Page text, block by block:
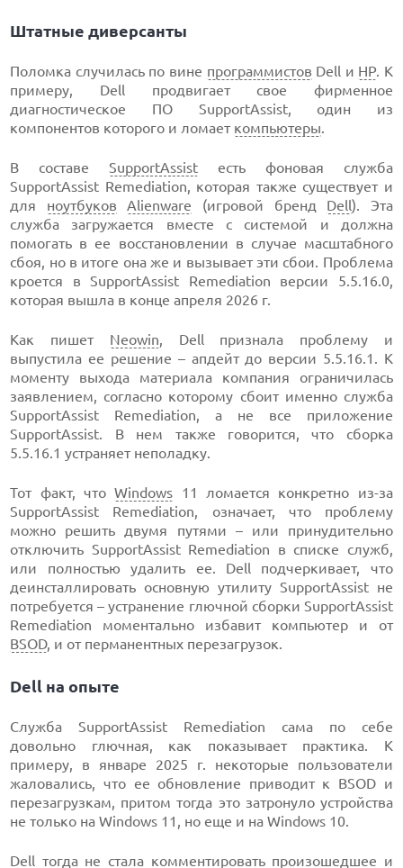
Штатные диверсанты
Поломка случилась по вине программистов Dell и HP. К
примеру, Dell продвигает свое фирменное
диагностическое ПО SupportAssist, один из
компонентов которого и ломает компьютеры.
В составеSupportAssist есть фоновая служба
SupportAssist Remediation, которая также существует и
для ноутбуков Alienware (игровой бренд Dell). Эта
служба загружается вместе с системой и должна
помогать в ее восстановлении в случае масштабного
сбоя, но в итоге она же и вызывает эти сбои. Проблема
кроется в SupportAssist Remediation версии 5.5.16.0,
которая вышла в конце апреля 2026 г.
Как пишет Neowin, Dell признала проблему и
выпустила ее решение – апдейт до версии 5.5.16.1. К
моменту выхода материала компания ограничилась
заявлением, согласно которому сбоит именно служба
SupportAssist Remediation, а не все приложение
SupportAssist. В нем также говорится, что сборка
5.5.16.1 устраняет неполадку.
Тот факт, чтоWindows 11 ломается конкретно из-за
SupportAssist Remediation, означает, что проблему
можно решить двумя путями – или принудительно
отключить SupportAssist Remediation в списке служб,
или полностью удалить ее. Dell подчеркивает, что
деинсталлировать основную утилиту SupportAssist не
потребуется – устранение глючной сборки SupportAssist
Remediation моментально избавит компьютер и от
BSOD, и от перманентных перезагрузок.
Dell на опыте
Служба SupportAssist Remediation сама по себе
довольно глючная, как показывает практика. К
примеру, в январе 2025 г. некоторые пользователи
жаловались, что ее обновление приводит к BSOD и
перезагрузкам, притом тогда это затронуло устройства
не только на Windows 11, но еще и на Windows 10.
Dell тогда не стала комментировать произошедшее и